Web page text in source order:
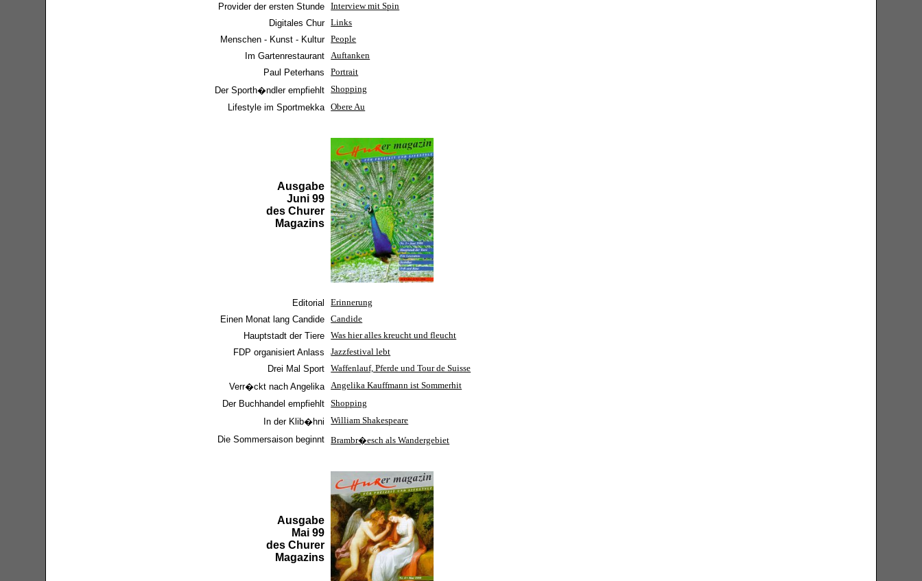
Provider der ersten Stunde Interview mit Spin
Digitales Chur Links
Menschen - Kunst - Kultur People
Im Gartenrestaurant Auftanken
Paul Peterhans Portrait
Der Sporth�ndler empfiehlt Shopping
Lifestyle im Sportmekka Obere Au
Ausgabe
Juni 99
des Churer
Magazins
Editorial Erinnerung
Einen Monat lang Candide Candide
Hauptstadt der Tiere Was hier alles kreucht und fleucht
FDP organisiert Anlass Jazzfestival lebt
Drei Mal Sport Waffenlauf, Pferde und Tour de Suisse
Verr�ckt nach Angelika Angelika Kauffmann ist Sommerhit
Der Buchhandel empfiehlt Shopping
In der Klib�hni William Shakespeare
Die Sommersaison beginnt Brambr�esch als Wandergebiet
Ausgabe
Mai 99
des Churer
Magazins